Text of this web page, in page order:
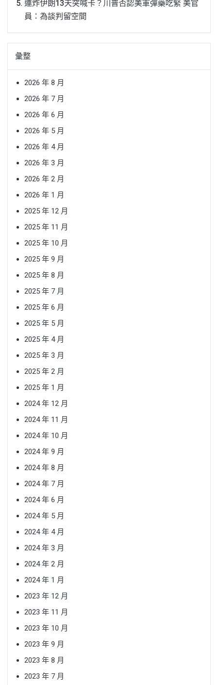
連炸伊朗13天突喊卡？川普否認美軍彈藥吃緊 美官
員：為談判留空間
彙整
2026 年 8 月
2026 年 7 月
2026 年 6 月
2026 年 5 月
2026 年 4 月
2026 年 3 月
2026 年 2 月
2026 年 1 月
2025 年 12 月
2025 年 11 月
2025 年 10 月
2025 年 9 月
2025 年 8 月
2025 年 7 月
2025 年 6 月
2025 年 5 月
2025 年 4 月
2025 年 3 月
2025 年 2 月
2025 年 1 月
2024 年 12 月
2024 年 11 月
2024 年 10 月
2024 年 9 月
2024 年 8 月
2024 年 7 月
2024 年 6 月
2024 年 5 月
2024 年 4 月
2024 年 3 月
2024 年 2 月
2024 年 1 月
2023 年 12 月
2023 年 11 月
2023 年 10 月
2023 年 9 月
2023 年 8 月
2023 年 7 月